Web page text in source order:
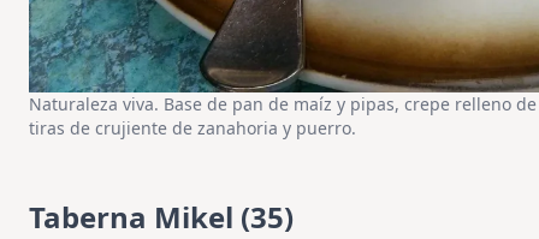
Naturaleza viva. Base de pan de maíz y pipas, crepe relleno
tiras de crujiente de zanahoria y puerro.
Taberna Mikel (35)